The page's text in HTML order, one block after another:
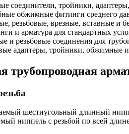
соединители, тройники,
обжимные фитинги среднего
резьбовые, врезные, вставные и
и арматура для стандартных
и резьбовые соединения для
адаптеры, тройники, обжимные
трубопроводная
шестиугольный длинный
ниппель с резьбой по всей